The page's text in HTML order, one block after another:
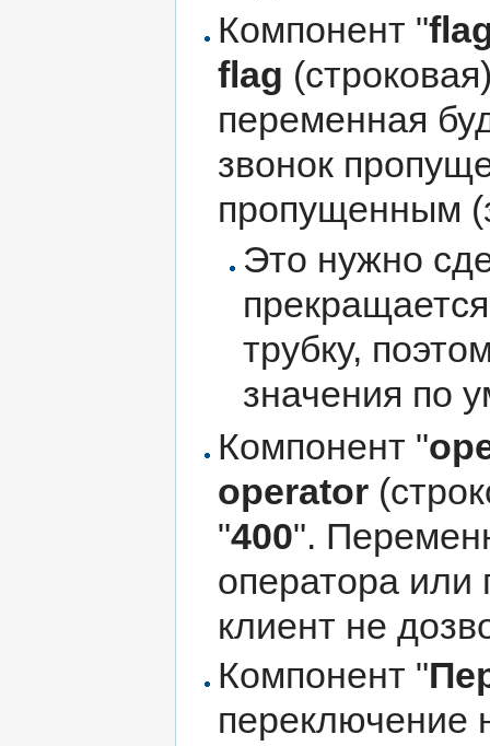
Компонент "
flag
переменная
звонок
пропущенным
Это нужно
трубку,
значения по
Компонент "
operator
"400".
оператора или
клиент не
Компонент "
переключение